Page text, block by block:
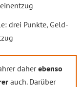
drei Punkte, Geld-
daherebenso
auch. Darüber